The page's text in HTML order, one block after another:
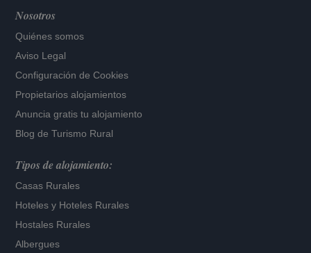
Nosotros
Quiénes somos
Aviso Legal
Configuración de Cookies
Propietarios alojamientos
Anuncia gratis tu alojamiento
Blog de Turismo Rural
Tipos de alojamiento:
Casas Rurales
Hoteles y Hoteles Rurales
Hostales Rurales
Albergues